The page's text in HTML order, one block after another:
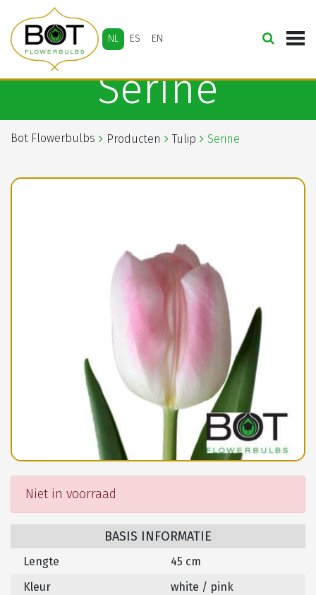
NL ES EN
Serine
Bot Flowerbulbs Producten Tulip Serine
Niet in voorraad
BASIS INFORMATIE
Lengte
45 cm
Kleur
white / pink